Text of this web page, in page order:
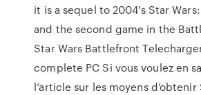
it is a sequel to 2004's Star
and the second game in the
Star Wars Battlefront
complete PC Si vous voulez en
l’article sur les moyens d’obtenir